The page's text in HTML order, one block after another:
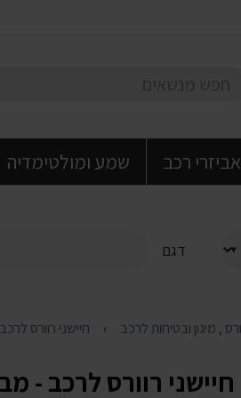
אביזרי רכב שמע ומולטימדיה
דגם
חיישני רוורס לרכב
חיישני רוורס לרכב -